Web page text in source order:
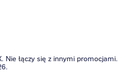
Nie łączy się z innymi promocjami.